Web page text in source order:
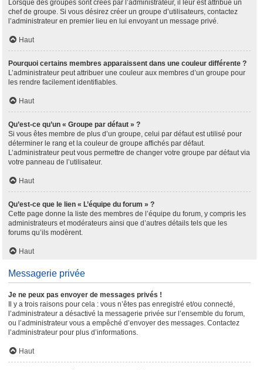
Lorsque des groupes sont créés par l’administrateur, il leur est attribué un
chef de groupe. Si vous désirez créer un groupe d’utilisateurs, contactez
l’administrateur en premier lieu en lui envoyant un message privé.
Haut
Pourquoi certains membres apparaissent dans une couleur différente ?
L’administrateur peut attribuer une couleur aux membres d’un groupe pour
les rendre facilement identifiables.
Haut
Qu’est-ce qu’un « Groupe par défaut » ?
Si vous êtes membre de plus d’un groupe, celui par défaut est utilisé pour
déterminer le rang et la couleur de groupe affichés par défaut.
L’administrateur peut vous permettre de changer votre groupe par défaut via
votre panneau de l’utilisateur.
Haut
Qu’est-ce que le lien « L’équipe du forum » ?
Cette page donne la liste des membres de l’équipe du forum, y compris les
administrateurs et modérateurs ainsi que d’autres détails tels que les
forums qu’ils modèrent.
Haut
Messagerie privée
Je ne peux pas envoyer de messages privés !
Il y a trois raisons pour cela : vous n’êtes pas enregistré et/ou connecté,
l’administrateur a désactivé la messagerie privée sur l’ensemble du forum,
ou l’administrateur vous a empêché d’envoyer des messages. Contactez
l’administrateur pour plus d’informations.
Haut